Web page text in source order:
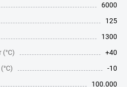
6000
125
1300
+40
-10
100.000